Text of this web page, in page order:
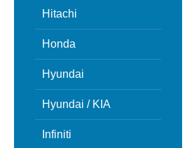
Hitachi
Honda
Hyundai
Hyundai / KIA
Infiniti